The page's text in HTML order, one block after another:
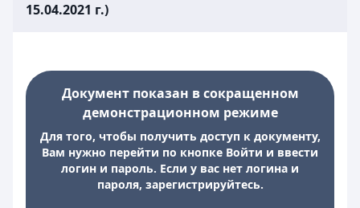
15.04.2021 г.)
Документ показан в сокращенном
демонстрационном режиме
Для того, чтобы получить доступ к документу,
Вам нужно перейти по кнопке Войти и ввести
логин и пароль. Если у вас нет логина и
пароля, зарегистрируйтесь.